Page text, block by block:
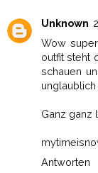
Unknown
Wow
outfit steht
schauen
unglaublich
Ganz ganz
Antworten